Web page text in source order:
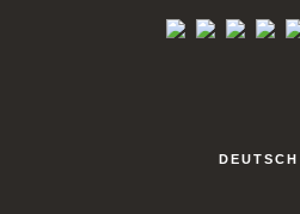
DEUTSCH